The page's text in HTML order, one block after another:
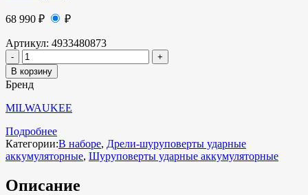
68 990 ₽ ₽
Артикул: 4933480873
В корзину
Бренд
MILWAUKEE
Подробнее
Категории:В наборе, Дрели-шуруповерты ударные
аккумуляторные, Шуруповерты ударные аккумуляторные
Описание